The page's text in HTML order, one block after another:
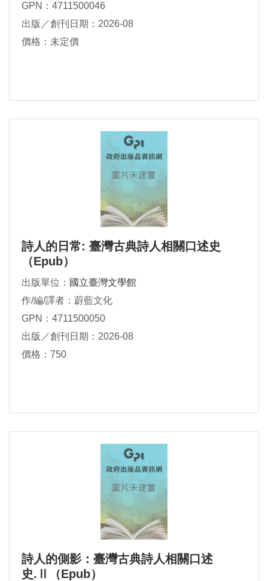
GPN：4711500046
出版／創刊日期：2026-08
價格：未定價
詩人的日常: 臺灣古典詩人相關口述史
（Epub）
出版單位： 國立臺灣文學館
作/編/譯者：蔚藍文化
GPN：4711500050
出版／創刊日期：2026-08
價格：750
詩人的側影：臺灣古典詩人相關口述
史.Ⅱ（Epub）